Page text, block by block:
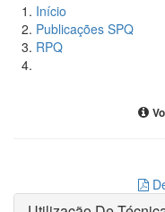
Início
Publicações SPQ
RPQ